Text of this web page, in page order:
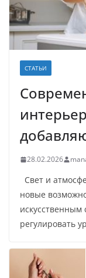
СТАТЬИ
28.02.2026
Свет и
новые
регулировать